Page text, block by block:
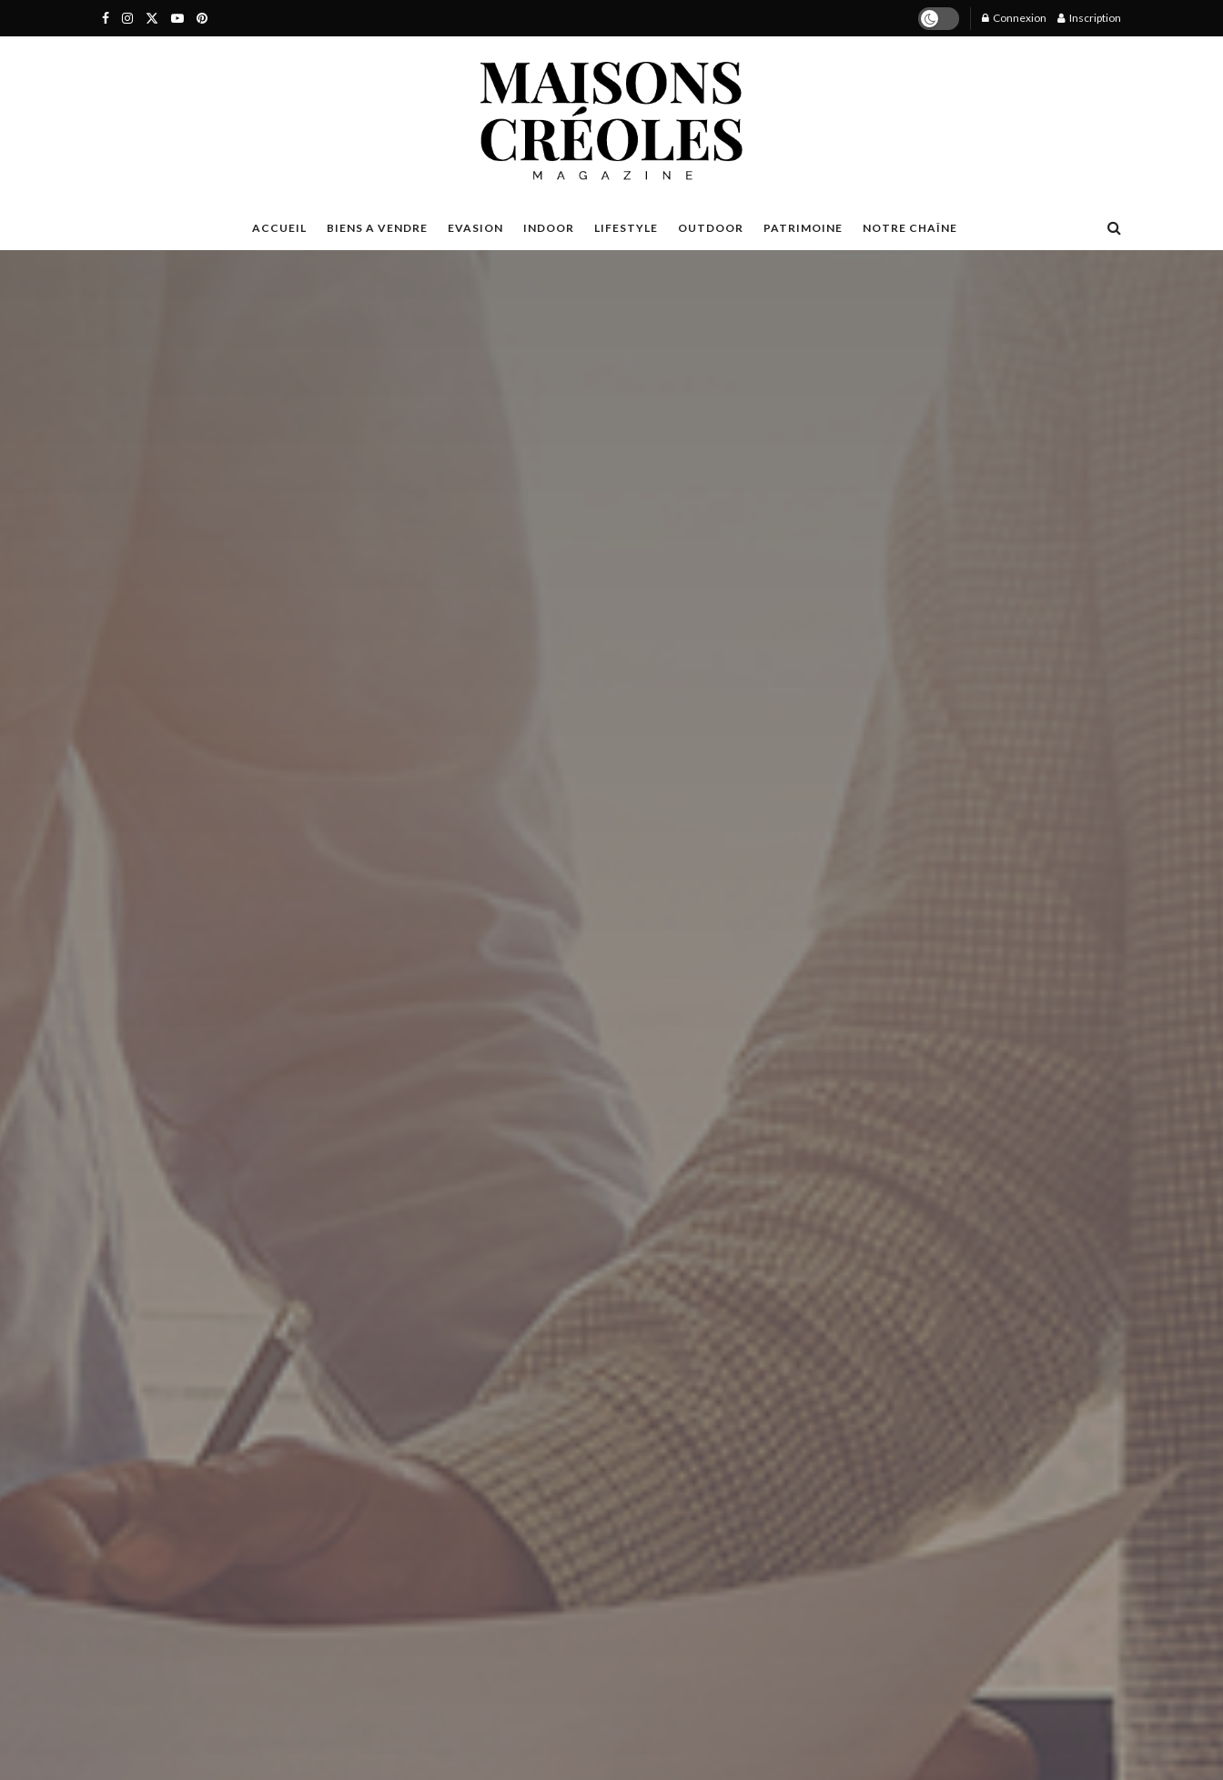
Connexion Inscription
ACCUEIL BIENS A VENDRE EVASION INDOOR LIFESTYLE OUTDOOR PATRIMOINE NOTRE CHAÎNE